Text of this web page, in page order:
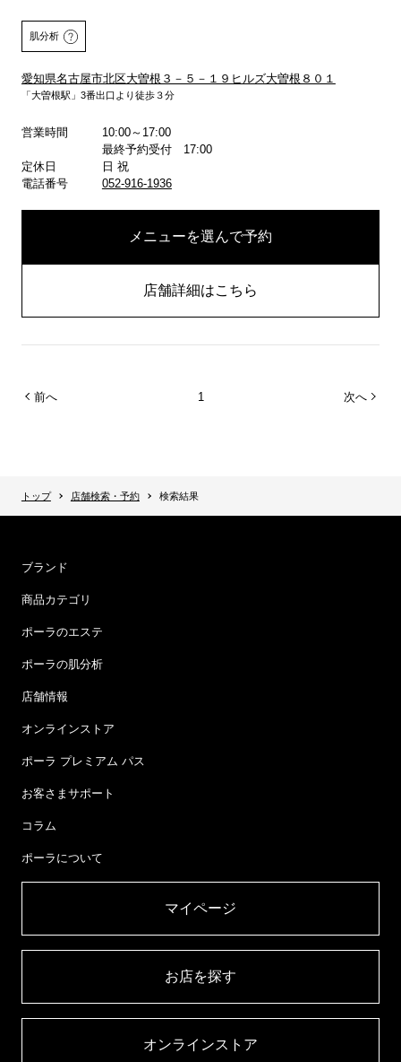
肌分析
愛知県名古屋市北区大曽根３－５－１９ヒルズ大曽根８０１
「大曽根駅」3番出口より徒歩３分
営業時間
10:00～17:00
最終予約受付 17:00
定休日
日 祝
電話番号
052-916-1936
メニューを選んで予約
店舗詳細はこちら
前へ 1 次へ
トップ 店舗検索・予約 検索結果
ブランド
商品カテゴリ
ポーラのエステ
ポーラの肌分析
店舗情報
オンラインストア
ポーラ プレミアム パス
お客さまサポート
コラム
ポーラについて
マイページ​
お店を探す​
オンラインストア​